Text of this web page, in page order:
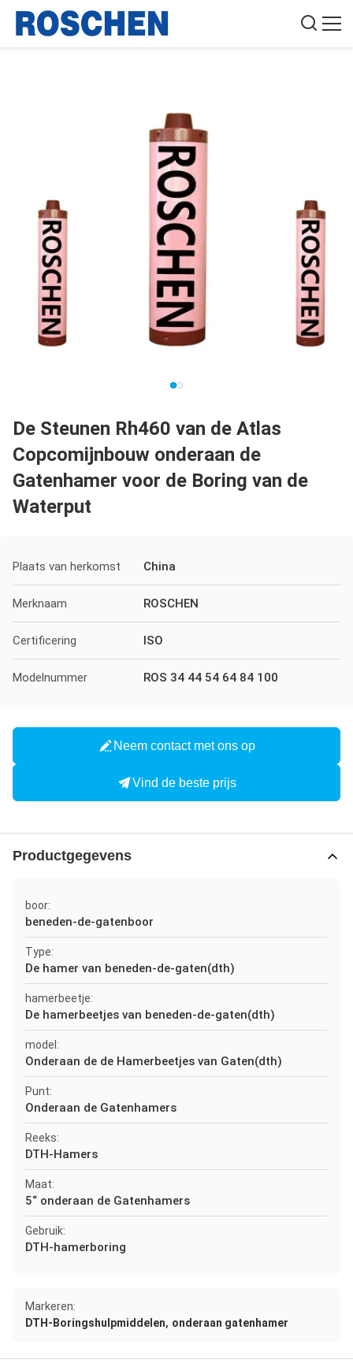
De Steunen Rh460 van de Atlas
Copcomijnbouw onderaan de
Gatenhamer voor de Boring van de
Waterput
Plaats van herkomst China
Merknaam ROSCHEN
Certificering ISO
Modelnummer ROS 34 44 54 64 84 100
Neem contact met ons op
Vind de beste prijs
Productgegevens
boor:
beneden-de-gatenboor
Type:
De hamer van beneden-de-gaten(dth)
hamerbeetje:
De hamerbeetjes van beneden-de-gaten(dth)
model:
Onderaan de de Hamerbeetjes van Gaten(dth)
Punt:
Onderaan de Gatenhamers
Reeks:
DTH-Hamers
Maat:
5“ onderaan de Gatenhamers
Gebruik:
DTH-hamerboring
Markeren:
DTH-Boringshulpmiddelen, onderaan gatenhamer